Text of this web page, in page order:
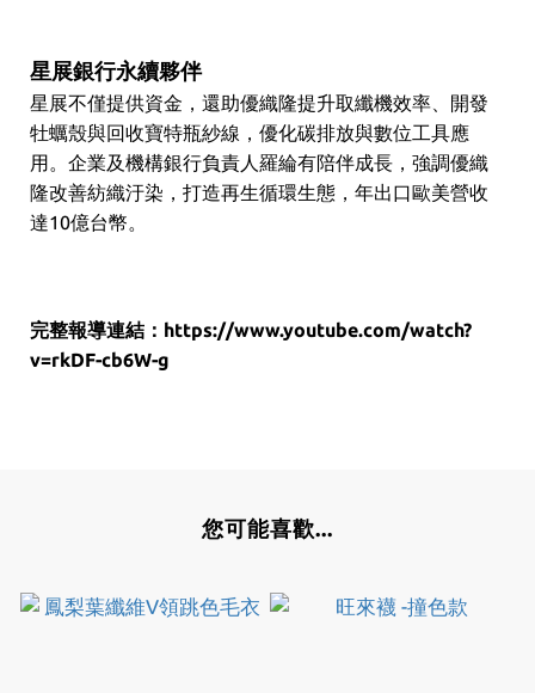
星展銀行永續夥伴
星展不僅提供資金，還助優織隆提升取纖機效率、開發
牡蠣殼與回收寶特瓶紗線，優化碳排放與數位工具應
用。企業及機構銀行負責人羅綸有陪伴成長，強調優織
隆改善紡織汙染，打造再生循環生態，年出口歐美營收
達10億台幣。
完整報導連結： https://www.youtube.com/watch?
v=rkDF-cb6W-g
您可能喜歡...